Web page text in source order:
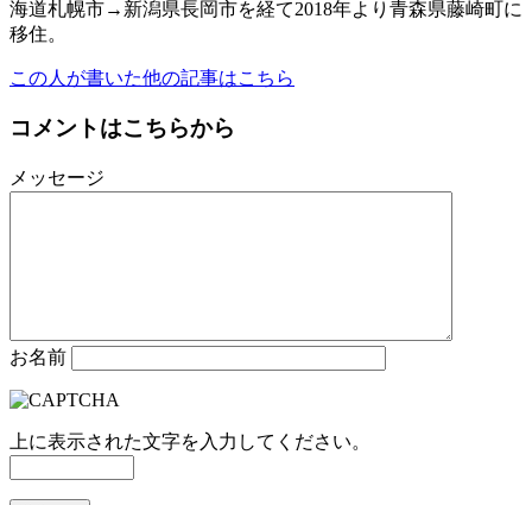
海道札幌市→新潟県長岡市を経て2018年より青森県藤崎町に
移住。
この人が書いた他の記事はこちら
コメントはこちらから
メッセージ
お名前
上に表示された文字を入力してください。